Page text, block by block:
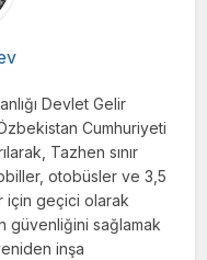
Devlet Gelir
Cumhuriyeti
Tazhen sınır
otobüsler ve 3,5
için geçici olarak
güvenliğini sağlamak
inşa